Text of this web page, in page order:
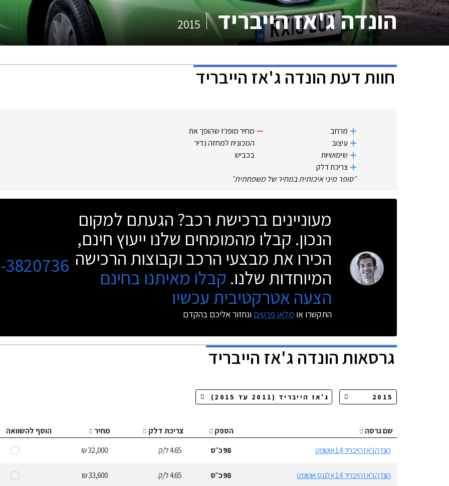
הונדה ג'אז הייבריד 2015
חוות דעתהונדה ג'אז הייבריד
מרחב
עיצוב
שימושיות
צריכת דלק
מחיר מופרז שהופך את
המכונית למחזה נדיר
בכביש
״סופר מיני איכותית במחיר של משפחתית״
מעוניינים ברכישת רכב? הגעתם למקום
הנכון. קבלו מהמומחים שלנו ייעוץ חינם,
הכירו את מבצעי הרכב וקבוצות הרכישה
המיוחדות שלנו. קבלו מאיתנו בחינם
הצעה אטרקטיבית עכשיו
התקשרו או מלאו פרטים ונחזור אליכם בהקדם
3820736
גרסאותהונדה ג'אז הייבריד
שם גרסה הספק צריכת דלק מחיר
הוסף להשוואה
הונדה ג'אז הייבריד 1.4 אוטומט
98כ״ס 4.65ל/ק 32,000 ₪
הונדה ג'אז הייבריד 1.4 אלגנס אוטומט 98כ״ס 4.65ל/ק 33,600 ₪